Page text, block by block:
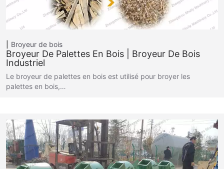
Broyeur de bois
Broyeur De Palettes En Bois | Broyeur De Bois
Industriel
Le broyeur de palettes en bois est utilisé pour broyer les
palettes en bois,…